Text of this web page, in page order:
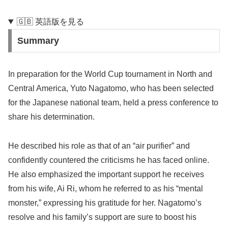
🇬🇧 英語版を見る
Summary
In preparation for the World Cup tournament in North and
Central America, Yuto Nagatomo, who has been selected
for the Japanese national team, held a press conference to
share his determination.
He described his role as that of an “air purifier” and
confidently countered the criticisms he has faced online.
He also emphasized the important support he receives
from his wife, Ai Ri, whom he referred to as his “mental
monster,” expressing his gratitude for her. Nagatomo’s
resolve and his family’s support are sure to boost his